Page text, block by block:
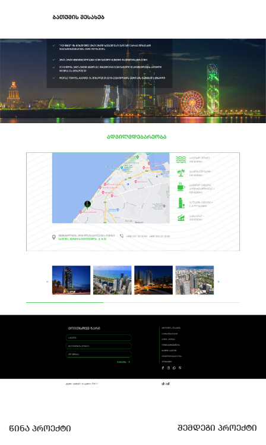
წინა პროექტი შემდეგი პროექტი